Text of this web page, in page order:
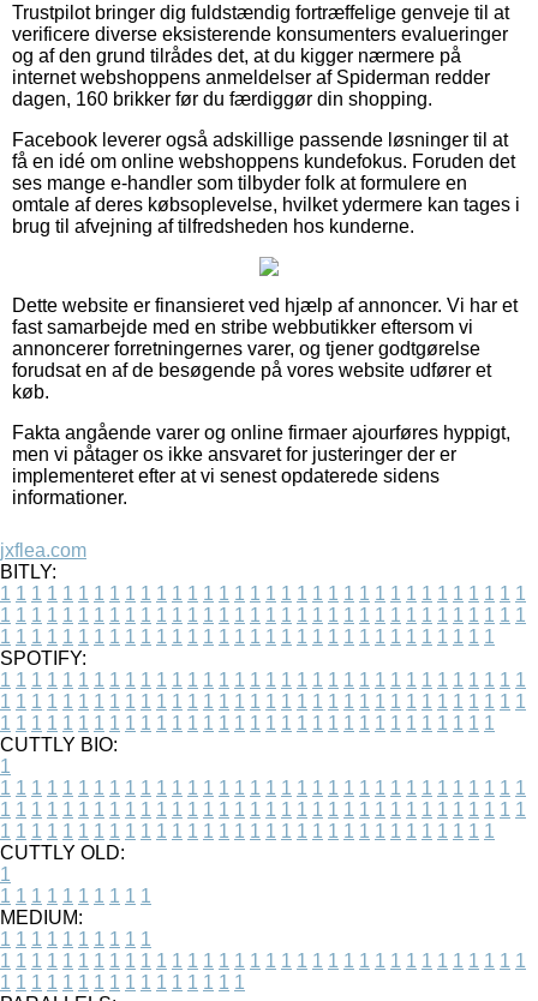
Trustpilot bringer dig fuldstændig fortræffelige genveje til at
verificere diverse eksisterende konsumenters evalueringer
og af den grund tilrådes det, at du kigger nærmere på
internet webshoppens anmeldelser af Spiderman redder
dagen, 160 brikker før du færdiggør din shopping.
Facebook leverer også adskillige passende løsninger til at
få en idé om online webshoppens kundefokus. Foruden det
ses mange e-handler som tilbyder folk at formulere en
omtale af deres købsoplevelse, hvilket ydermere kan tages i
brug til afvejning af tilfredsheden hos kunderne.
Dette website er finansieret ved hjælp af annoncer. Vi har et
fast samarbejde med en stribe webbutikker eftersom vi
annoncerer forretningernes varer, og tjener godtgørelse
forudsat en af de besøgende på vores website udfører et
køb.
Fakta angående varer og online firmaer ajourføres hyppigt,
men vi påtager os ikke ansvaret for justeringer der er
implementeret efter at vi senest opdaterede sidens
informationer.
jxflea.com
BITLY:
1 1 1 1 1 1 1 1 1 1 1 1 1 1 1 1 1 1 1 1 1 1 1 1 1 1 1 1 1 1 1 1 1 1
1 1 1 1 1 1 1 1 1 1 1 1 1 1 1 1 1 1 1 1 1 1 1 1 1 1 1 1 1 1 1 1 1 1
1 1 1 1 1 1 1 1 1 1 1 1 1 1 1 1 1 1 1 1 1 1 1 1 1 1 1 1 1 1 1 1
SPOTIFY:
1 1 1 1 1 1 1 1 1 1 1 1 1 1 1 1 1 1 1 1 1 1 1 1 1 1 1 1 1 1 1 1 1 1
1 1 1 1 1 1 1 1 1 1 1 1 1 1 1 1 1 1 1 1 1 1 1 1 1 1 1 1 1 1 1 1 1 1
1 1 1 1 1 1 1 1 1 1 1 1 1 1 1 1 1 1 1 1 1 1 1 1 1 1 1 1 1 1 1 1
CUTTLY BIO:
1
1 1 1 1 1 1 1 1 1 1 1 1 1 1 1 1 1 1 1 1 1 1 1 1 1 1 1 1 1 1 1 1 1 1
1 1 1 1 1 1 1 1 1 1 1 1 1 1 1 1 1 1 1 1 1 1 1 1 1 1 1 1 1 1 1 1 1 1
1 1 1 1 1 1 1 1 1 1 1 1 1 1 1 1 1 1 1 1 1 1 1 1 1 1 1 1 1 1 1 1
CUTTLY OLD:
1
1 1 1 1 1 1 1 1 1 1
MEDIUM:
1 1 1 1 1 1 1 1 1 1
1 1 1 1 1 1 1 1 1 1 1 1 1 1 1 1 1 1 1 1 1 1 1 1 1 1 1 1 1 1 1 1 1 1
1 1 1 1 1 1 1 1 1 1 1 1 1 1 1 1